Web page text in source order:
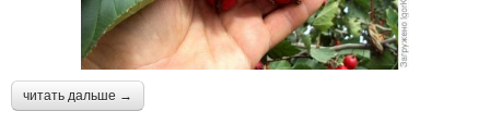
читать дальше →